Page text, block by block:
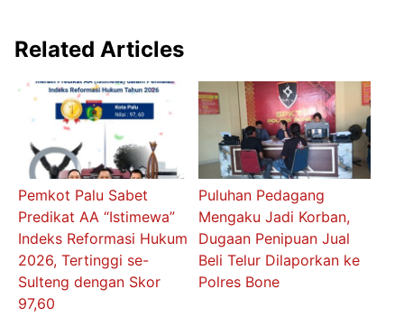
Related Articles
Pemkot Palu Sabet
Predikat AA “Istimewa”
Indeks Reformasi Hukum
2026, Tertinggi se-
Sulteng dengan Skor
97,60
Puluhan Pedagang
Mengaku Jadi Korban,
Dugaan Penipuan Jual
Beli Telur Dilaporkan ke
Polres Bone